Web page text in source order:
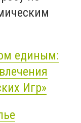
единым:
Игр»